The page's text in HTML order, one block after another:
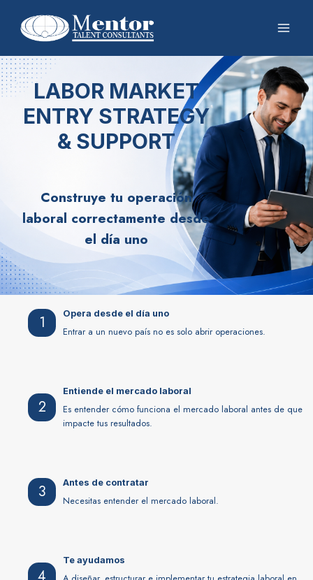
LABOR MARKET
ENTRY STRATEGY
& SUPPORT
Construye tu operación
laboral correctamente desde
el día uno
1 Opera desde el día uno
Entrar a un nuevo país no es solo abrir operaciones.
2
Entiende el mercado laboral
Es entender cómo funciona el mercado laboral antes de que
impacte tus resultados.
3 Antes de contratar
Necesitas entender el mercado laboral.
4
Te ayudamos